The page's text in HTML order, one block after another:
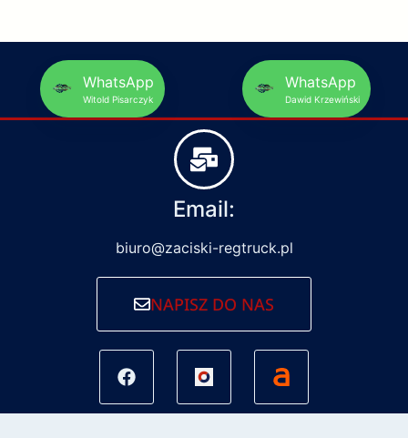
WhatsApp
Witold Pisarczyk
WhatsApp
Dawid Krzewiński
Email:
biuro@zaciski-regtruck.pl
NAPISZ DO NAS